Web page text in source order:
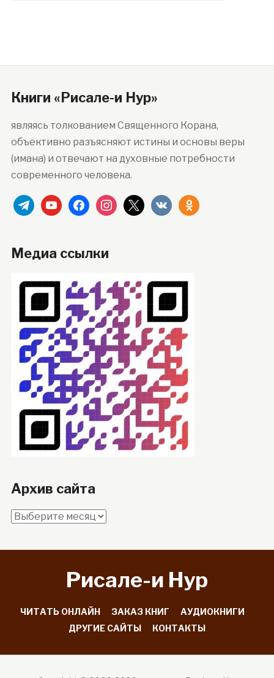
Книги «Рисале-и Нур»
являясь толкованием Священного Корана,
объективно разъясняют истины и основы веры
(имана) и отвечают на духовные потребности
современного человека.
telegramyoutubefacebookinstagram
x vkontakteodnoklassniki
Медиа ссылки
Архив сайта
Архив
Рисале-и Hyp
ЧИТАТЬ ОНЛАЙН ЗАКАЗ КНИГ
АУДИОКНИГИ
ДРУГИЕ САЙТЫ
КОНТАКТЫ